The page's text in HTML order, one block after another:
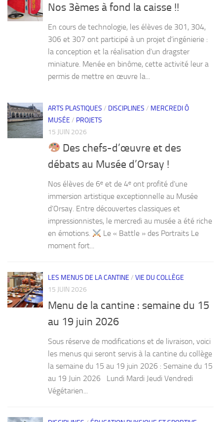
Nos 3èmes à fond la caisse !!
En cours de technologie, les élèves de 301, 304,
306 et 307 ont participé à un projet d’ingénierie :
la conception et la réalisation d’un dragster
miniature. Menée en binôme, cette activité leur a
permis de mettre en œuvre la...
ARTS PLASTIQUES / DISCIPLINES / MERCREDI Ô
MUSÉE / PROJETS
15 JUIN 2026
Des chefs-d’œuvre et des
débats au Musée d’Orsay !
Nos élèves de 6ᵉ et de 4ᵉ ont profité d’une
immersion artistique exceptionnelle au Musée
d’Orsay. Entre découvertes classiques et
impressionnistes, le mercredi au musée a été riche
en émotions.
Le « Battle » des Portraits Le
moment fort...
LES MENUS DE LA CANTINE / VIE DU COLLÈGE
15 JUIN 2026
Menu de la cantine : semaine du 15
au 19 juin 2026
Sous réserve de modifications et de livraison, voici
les menus qui seront servis à la cantine du collège
la semaine du 15 au 19 juin 2026 : Semaine du 15
au 19 Juin 2026 Lundi Mardi Jeudi Vendredi
Végétarien...